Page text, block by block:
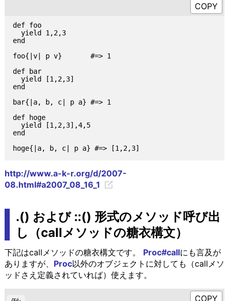
def foo
  yield 1,2,3
end
foo{|v| p v}       #=> 1
def bar
  yield [1,2,3]
end
bar{|a, b, c| p a} #=> 1
def hoge
  yield [1,2,3],4,5
end
http://www.a-k-r.org/d/2007-
08.html#a2007_08_16_1
.() および ::() 形式のメソッド呼び出
し（callメソッドの糖衣構文）
下記はcallメソッドの糖衣構文です。 Proc#callにも言及が
ありますが、 Proc以外のオブジェクトに対しても（callメソ
ッドさえ定義されていれば）使えます。